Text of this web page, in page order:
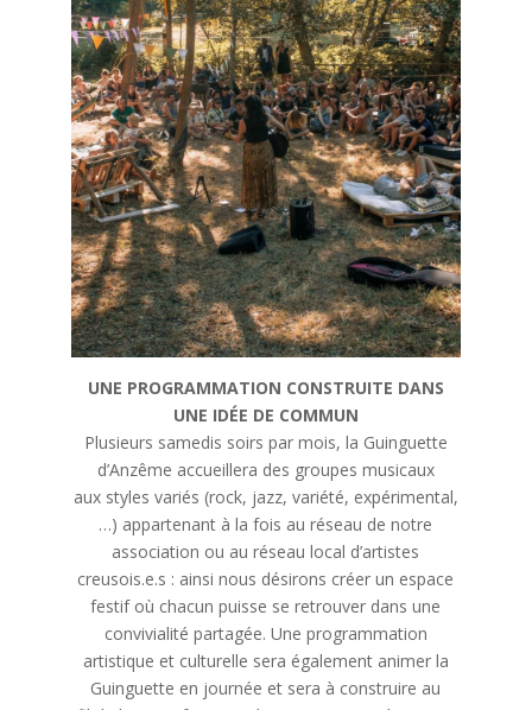
UNE PROGRAMMATION CONSTRUITE DANS
UNE IDÉE DE COMMUN
Plusieurs samedis soirs par mois, la Guinguette
d’Anzême accueillera des groupes musicaux
aux styles variés (rock, jazz, variété, expérimental,
…) appartenant à la fois au réseau de notre
association ou au réseau local d’artistes
creusois.e.s : ainsi nous désirons créer un espace
festif où chacun puisse se retrouver dans une
convivialité partagée. Une programmation
artistique et culturelle sera également animer la
Guinguette en journée et sera à construire au